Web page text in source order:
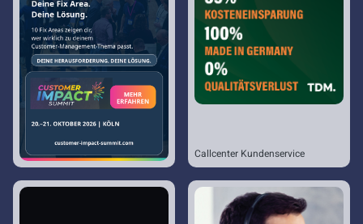
Callcenter Kundenservice